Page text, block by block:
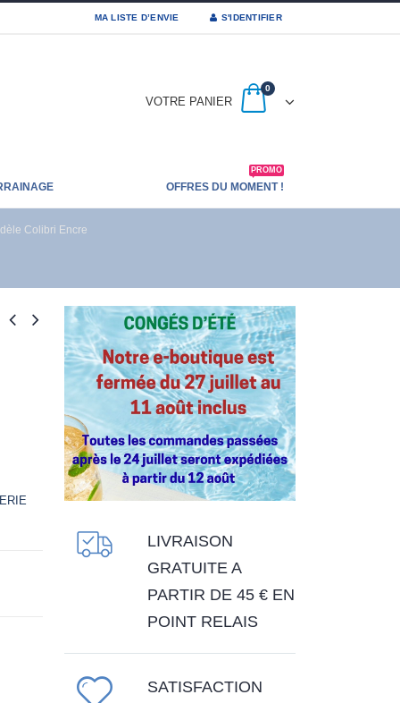
MA LISTE D’ENVIE S'IDENTIFIER
VOTRE PANIER
0
OFFRES DU MOMENT !
PROMO
Colibri Encre
LIVRAISON
GRATUITE A
PARTIR DE 45 € EN
POINT RELAIS
SATISFACTION